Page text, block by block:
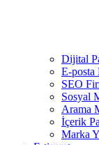
Dijital
E-posta
SEO
Sosyal
Arama
İçerik
Marka